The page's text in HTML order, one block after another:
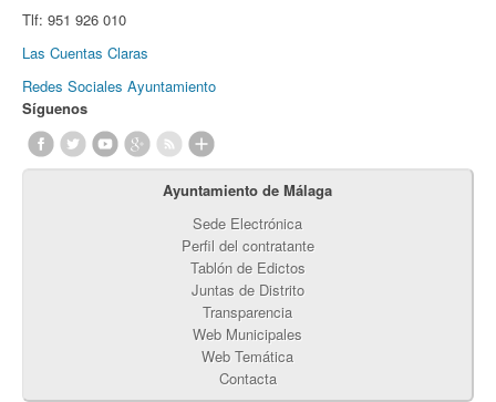
Tlf: 951 926 010
Las Cuentas Claras
Redes Sociales Ayuntamiento
Síguenos
Ayuntamiento de Málaga
Sede Electrónica
Perfil del contratante
Tablón de Edictos
Juntas de Distrito
Transparencia
Web Municipales
Web Temática
Contacta